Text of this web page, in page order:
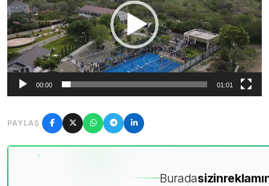
00:00 01:01
PAYLAŞ
Buradasizin